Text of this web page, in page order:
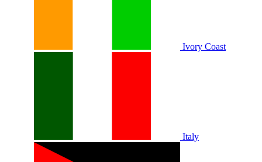
Ivory Coast
Italy